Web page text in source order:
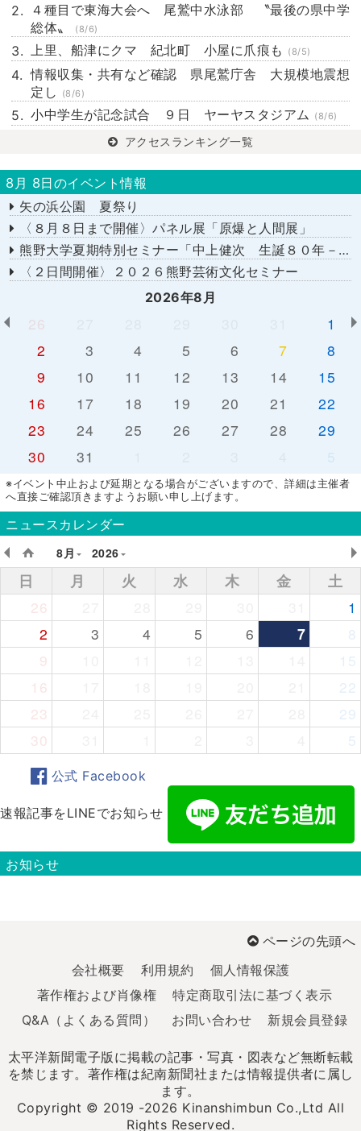
４種目で東海大会へ 尾鷲中水泳部 〝最後の県中学
総体〟
(8/6)
上里、船津にクマ 紀北町 小屋に爪痕も (8/5)
情報収集・共有など確認 県尾鷲庁舎 大規模地震想
定し
(8/6)
小中学生が記念試合 ９日 ヤーヤスタジアム (8/6)
アクセスランキング一覧
8月 8日のイベント情報
矢の浜公園 夏祭り
〈８月８日まで開催〉パネル展「原爆と人間展」
熊野大学夏期特別セミナー「中上健次 生誕８０年－時代へのまなざし－」
〈２日間開催〉２０２６熊野芸術文化セミナー
2026年8月
26
1
2
3 4 5 6 7
8
9
10 11 12 13 14
15
16
17 18 19 20 21
22
23
24 25 26 27 28
29
30
31 5
※イベント中止および延期となる場合がございますので、詳細は主催者
へ直接ご確認頂きますようお願い申し上げます。
ニュースカレンダー
8月
2026
日 月 火 水 木 金
土
26
1
2
3 4 5 6 7
8
9
15
16
22
23
29
30
5
公式 Facebook
速報記事をLINEでお知らせ
お知らせ
ページの先頭へ
会社概要
利用規約
個人情報保護
著作権および肖像権
特定商取引法に基づく表示
Q&A（よくある質問）
お問い合わせ 新規会員登録
太平洋新聞電子版に掲載の記事・写真・図表など無断転載
を禁じます。著作権は紀南新聞社または情報提供者に属し
ます。
Copyright © 2019 -2026 Kinanshimbun Co.,Ltd All
Rights Reserved.